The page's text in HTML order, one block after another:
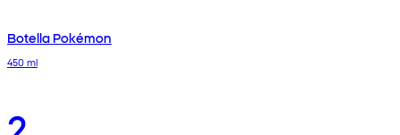
Botella Pokémon
450 ml